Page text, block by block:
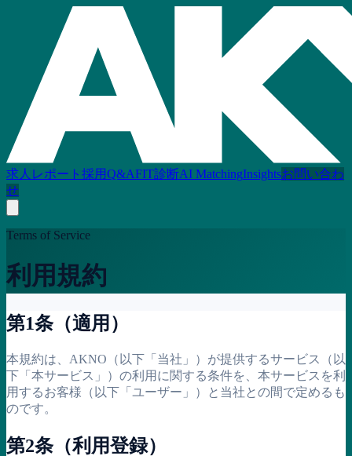
求人レポート 採用Q&AFIT診断AI MatchingInsightsお問い合わ
せ
Terms of Service
利用規約
第1条（適用）
本規約は、AKNO（以下「当社」）が提供するサービス（以
下「本サービス」）の利用に関する条件を、本サービスを利
用するお客様（以下「ユーザー」）と当社との間で定めるも
のです。
第2条（利用登録）